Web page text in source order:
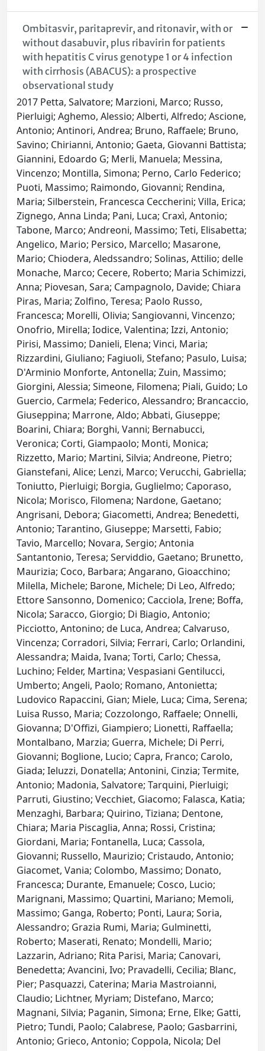
Ombitasvir, paritaprevir, and ritonavir, with or
without dasabuvir, plus ribavirin for patients
with hepatitis C virus genotype 1 or 4 infection
with cirrhosis (ABACUS): a prospective
observational study
2017 Petta, Salvatore; Marzioni, Marco; Russo,
Pierluigi; Aghemo, Alessio; Alberti, Alfredo; Ascione,
Antonio; Antinori, Andrea; Bruno, Raffaele; Bruno,
Savino; Chirianni, Antonio; Gaeta, Giovanni Battista;
Giannini, Edoardo G; Merli, Manuela; Messina,
Vincenzo; Montilla, Simona; Perno, Carlo Federico;
Puoti, Massimo; Raimondo, Giovanni; Rendina,
Maria; Silberstein, Francesca Ceccherini; Villa, Erica;
Zignego, Anna Linda; Pani, Luca; Craxì, Antonio;
Tabone, Marco; Andreoni, Massimo; Teti, Elisabetta;
Angelico, Mario; Persico, Marcello; Masarone,
Mario; Chiodera, Aledssandro; Solinas, Attilio; delle
Monache, Marco; Cecere, Roberto; Maria Schimizzi,
Anna; Piovesan, Sara; Campagnolo, Davide; Chiara
Piras, Maria; Zolfino, Teresa; Paolo Russo,
Francesca; Morelli, Olivia; Sangiovanni, Vincenzo;
Onofrio, Mirella; Iodice, Valentina; Izzi, Antonio;
Pirisi, Massimo; Danieli, Elena; Vinci, Maria;
Rizzardini, Giuliano; Fagiuoli, Stefano; Pasulo, Luisa;
D'Arminio Monforte, Antonella; Zuin, Massimo;
Giorgini, Alessia; Simeone, Filomena; Piali, Guido; Lo
Guercio, Carmela; Federico, Alessandro; Brancaccio,
Giuseppina; Marrone, Aldo; Abbati, Giuseppe;
Boarini, Chiara; Borghi, Vanni; Bernabucci,
Veronica; Corti, Giampaolo; Monti, Monica;
Rizzetto, Mario; Martini, Silvia; Andreone, Pietro;
Gianstefani, Alice; Lenzi, Marco; Verucchi, Gabriella;
Toniutto, Pierluigi; Borgia, Guglielmo; Caporaso,
Nicola; Morisco, Filomena; Nardone, Gaetano;
Angrisani, Debora; Giacometti, Andrea; Benedetti,
Antonio; Tarantino, Giuseppe; Marsetti, Fabio;
Tavio, Marcello; Novara, Sergio; Antonia
Santantonio, Teresa; Serviddio, Gaetano; Brunetto,
Maurizia; Coco, Barbara; Angarano, Gioacchino;
Milella, Michele; Barone, Michele; Di Leo, Alfredo;
Ettore Sansonno, Domenico; Cacciola, Irene; Boffa,
Nicola; Saracco, Giorgio; Di Biagio, Antonio;
Picciotto, Antonino; de Luca, Andrea; Calvaruso,
Vincenza; Corradori, Silvia; Ferrari, Carlo; Orlandini,
Alessandra; Maida, Ivana; Torti, Carlo; Chessa,
Luchino; Felder, Martina; Vespasiani Gentilucci,
Umberto; Angeli, Paolo; Romano, Antonietta;
Ludovico Rapaccini, Gian; Miele, Luca; Cima, Serena;
Luisa Russo, Maria; Cozzolongo, Raffaele; Onnelli,
Giovanna; D'Offizi, Giampiero; Lionetti, Raffaella;
Montalbano, Marzia; Guerra, Michele; Di Perri,
Giovanni; Boglione, Lucio; Capra, Franco; Carolo,
Giada; Ieluzzi, Donatella; Antonini, Cinzia; Termite,
Antonio; Madonia, Salvatore; Tarquini, Pierluigi;
Parruti, Giustino; Vecchiet, Giacomo; Falasca, Katia;
Menzaghi, Barbara; Quirino, Tiziana; Dentone,
Chiara; Maria Piscaglia, Anna; Rossi, Cristina;
Giordani, Maria; Fontanella, Luca; Cassola,
Giovanni; Russello, Maurizio; Cristaudo, Antonio;
Giacomet, Vania; Colombo, Massimo; Donato,
Francesca; Durante, Emanuele; Cosco, Lucio;
Marignani, Massimo; Quartini, Mariano; Memoli,
Massimo; Ganga, Roberto; Ponti, Laura; Soria,
Alessandro; Grazia Rumi, Maria; Gulminetti,
Roberto; Maserati, Renato; Mondelli, Mario;
Lazzarin, Adriano; Rita Parisi, Maria; Canovari,
Benedetta; Avancini, Ivo; Pravadelli, Cecilia; Blanc,
Pier; Pasquazzi, Caterina; Maria Mastroianni,
Claudio; Lichtner, Myriam; Distefano, Marco;
Magnani, Silvia; Paganin, Simona; Erne, Elke; Gatti,
Pietro; Tundi, Paolo; Calabrese, Paolo; Gasbarrini,
Antonio; Grieco, Antonio; Coppola, Nicola; Del